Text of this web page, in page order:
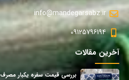
info@mandegarsabz.ir
09125796194
آخرین مقالات
بررسی قیمت سفره یکبار مصرف ۴۰۰ گرمی